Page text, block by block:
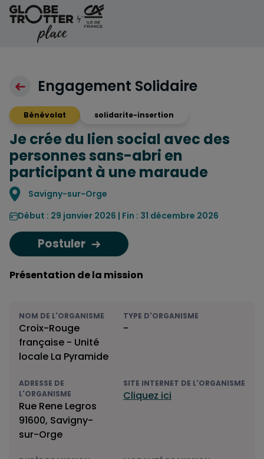
Aller au contenu
Engagement Solidaire
Bénévolat solidarite-insertion
Je crée du lien social avec des
personnes sans-abri en
participant à une maraude
Localisation
Savigny-sur-Orge
Début : 29 janvier 2026 | Fin : 31 décembre 2026
Postuler
Présentation de la mission
NOM DE L'ORGANISME
Croix-Rouge
française - Unité
locale La Pyramide
TYPE D'ORGANISME
-
ADRESSE DE
L'ORGANISME
Rue Rene Legros
91600, Savigny-
sur-Orge
SITE INTERNET DE L'ORGANISME
Cliquez ici